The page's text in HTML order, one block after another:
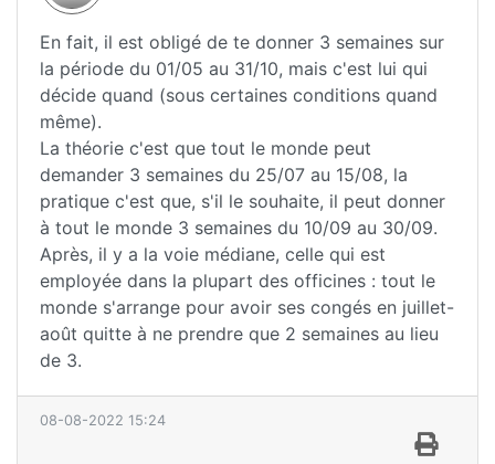
En fait, il est obligé de te donner 3 semaines sur
la période du 01/05 au 31/10, mais c'est lui qui
décide quand (sous certaines conditions quand
même).
La théorie c'est que tout le monde peut
demander 3 semaines du 25/07 au 15/08, la
pratique c'est que, s'il le souhaite, il peut donner
à tout le monde 3 semaines du 10/09 au 30/09.
Après, il y a la voie médiane, celle qui est
employée dans la plupart des officines : tout le
monde s'arrange pour avoir ses congés en juillet-
août quitte à ne prendre que 2 semaines au lieu
de 3.
08-08-2022 15:24